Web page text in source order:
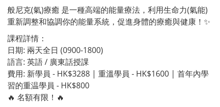
般尼克(氣)療癒 是一種高端的能量療法，利用生命力(氣能)
重新調整和協調你的能量系統，促進身體的療癒與健康！✨
課程詳情：
日期: 兩天全日 (0900-1800)
語言: 英語 / 廣東話授課
費用: 新學員 - HK$3288 | 重溫學員 - HK$1600 | 首年內學
習的重温學員 - HK$800
🔥 名額有限！🔥